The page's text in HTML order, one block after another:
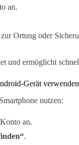
an.
Ortung oder
und ermöglicht
Gerät verwenden
nutzen:
an.
.